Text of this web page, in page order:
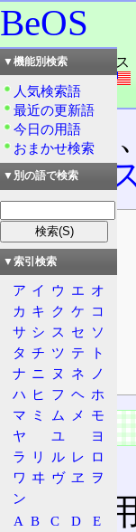
BeOS
読み：ビーオウエス
外語：BeOS
品詞：商品名
かつて
ングシ
目次
概要
特徴
GUIなど
用途
マルチタスク
互換OS
概要
元々は
ーター
▼機能別検索
人気検索語
最近の更新語
今日の用語
おまかせ検索
▼別の語で検索
▼索引検索
ア イ ウ エ オ
カ キ ク ケ コ
サ シ ス セ ソ
タ チ ツ テ
ト
ナ ニ ヌ ネ
ノ
ハ ヒ フ ヘ ホ
マ ミ ム メ
モ
ヤ
ユ
ヨ
ラ
リ ル レ ロ
ワ ヰ ヴ ヱ
ヲ
ン
A B C D
E